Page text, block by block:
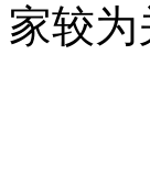
家较